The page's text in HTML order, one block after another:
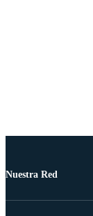
Nuestra Red